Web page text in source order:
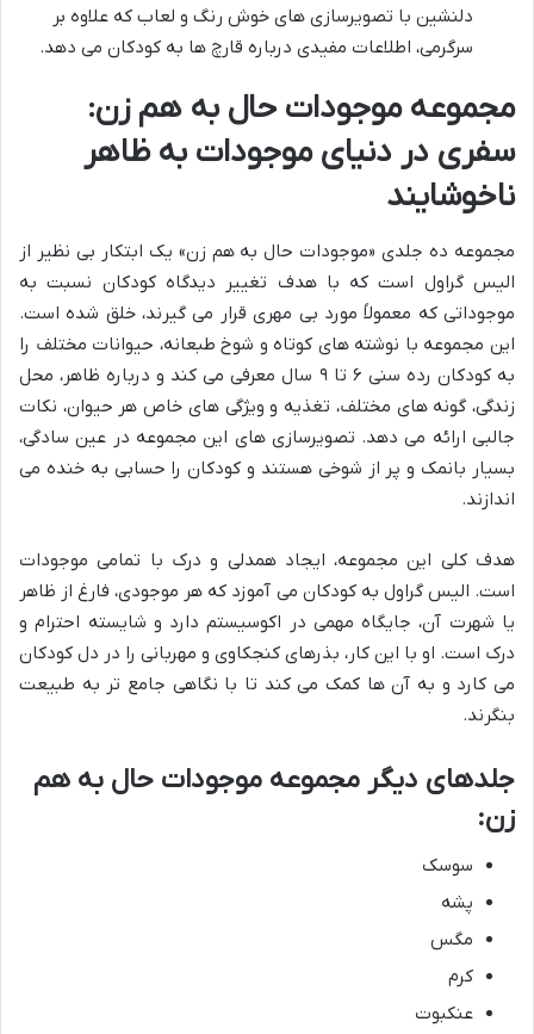
دلنشین با تصویرسازی های خوش رنگ و لعاب که علاوه بر
سرگرمی، اطلاعات مفیدی درباره قارچ ها به کودکان می دهد.
مجموعه موجودات حال به هم زن:
سفری در دنیای موجودات به ظاهر
ناخوشایند
مجموعه ده جلدی «موجودات حال به هم زن» یک ابتکار بی نظیر از
الیس گراول است که با هدف تغییر دیدگاه کودکان نسبت به
موجوداتی که معمولاً مورد بی مهری قرار می گیرند، خلق شده است.
این مجموعه با نوشته های کوتاه و شوخ طبعانه، حیوانات مختلف را
به کودکان رده سنی ۶ تا ۹ سال معرفی می کند و درباره ظاهر، محل
زندگی، گونه های مختلف، تغذیه و ویژگی های خاص هر حیوان، نکات
جالبی ارائه می دهد. تصویرسازی های این مجموعه در عین سادگی،
بسیار بانمک و پر از شوخی هستند و کودکان را حسابی به خنده می
اندازند.
هدف کلی این مجموعه، ایجاد همدلی و درک با تمامی موجودات
است. الیس گراول به کودکان می آموزد که هر موجودی، فارغ از ظاهر
یا شهرت آن، جایگاه مهمی در اکوسیستم دارد و شایسته احترام و
درک است. او با این کار، بذرهای کنجکاوی و مهربانی را در دل کودکان
می کارد و به آن ها کمک می کند تا با نگاهی جامع تر به طبیعت
بنگرند.
جلدهای دیگر مجموعه موجودات حال به هم
زن:
سوسک
پشه
مگس
کرم
عنکبوت